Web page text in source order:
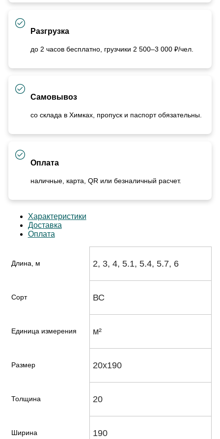
Разгрузка
до 2 часов бесплатно, грузчики 2 500–3 000 ₽/чел.
Самовывоз
со склада в Химках, пропуск и паспорт обязательны.
Оплата
наличные, карта, QR или безналичный расчет.
Характеристики
Доставка
Оплата
Длина, м 2, 3, 4, 5.1, 5.4, 5.7, 6
Сорт ВС
Единица измерения м²
Размер 20х190
Толщина 20
Ширина 190